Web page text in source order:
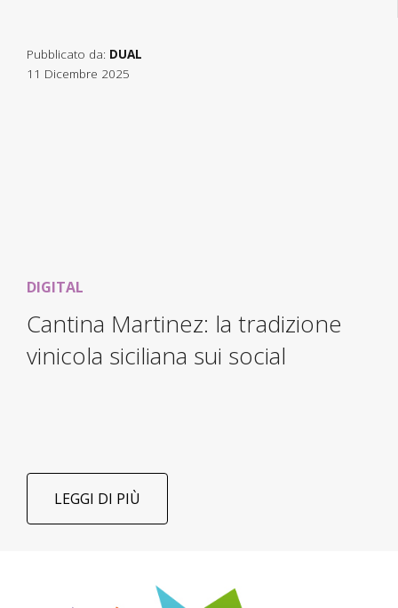
Pubblicato da: DUAL
11 Dicembre 2025
DIGITAL
Cantina Martinez: la tradizione
vinicola siciliana sui social
LEGGI DI PIÙ